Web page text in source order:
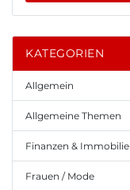
KATEGORIEN
Allgemein
Allgemeine Themen
Finanzen &
Frauen / Mode